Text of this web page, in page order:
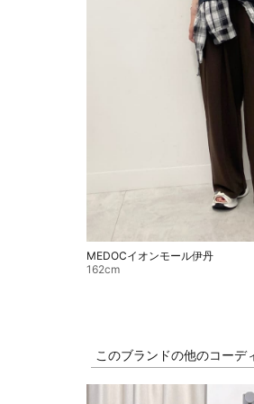
MEDOCイオンモール伊丹
162cm
このブランドの他のコーデ